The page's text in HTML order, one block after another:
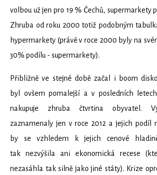
volbou už jen pro 19 % Čechů, supermarkety
Zhruba od roku 2000 totiž podobným
hypermarkety (právě v roce 2000 byly na
30% podílu - supermarkety).
Přibližně ve stejné době začal i boom
byl ovšem pomalejší a v posledních
nakupuje zhruba čtvrtina obyvatel.
zaznamenaly jen v roce 2012 a jejich podíl
by se vzhledem k jejich cenové
tak nezvýšila ani ekonomická recese
nezasáhla tak silně jako jiné státy). Krize